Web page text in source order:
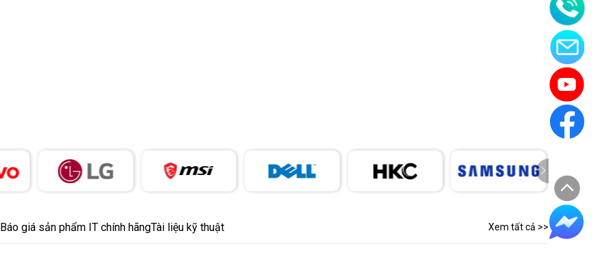
Báo giá sản phẩm IT chính hãngTài liệu kỹ thuật Xem tất cả >>